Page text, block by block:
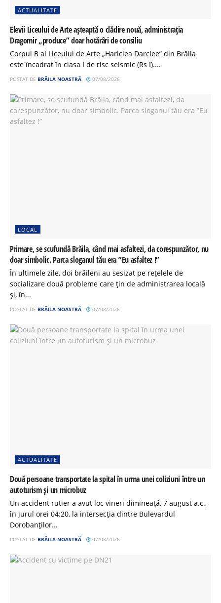
ACTUALITATE
Elevii Liceului de Arte așteaptă o clădire nouă, administrația
Dragomir „produce” doar hotărâri de consiliu
Corpul B al Liceului de Arte „Hariclea Darclee” din Brăila
este încadrat în clasa I de risc seismic (Rs I)....
POSTAT DE BRĂILA NOASTRĂ 07/08/2026
LOCAL
Primare, se scufundă Brăila, când mai asfaltezi, da corespunzător, nu
doar simbolic. Parca sloganul tău era ”Eu asfaltez !”
În ultimele zile, doi brăileni au sesizat pe rețelele de
socializare două probleme care țin de administrarea locală
și, în...
POSTAT DE BRĂILA NOASTRĂ 07/08/2026
ACTUALITATE
Două persoane transportate la spital în urma unei coliziuni între un
autoturism și un microbuz
Un accident rutier a avut loc vineri dimineață, 7 august a.c.,
în jurul orei 04:20, la intersecția dintre Bulevardul
Dorobanților...
POSTAT DE BRĂILA NOASTRĂ 07/08/2026